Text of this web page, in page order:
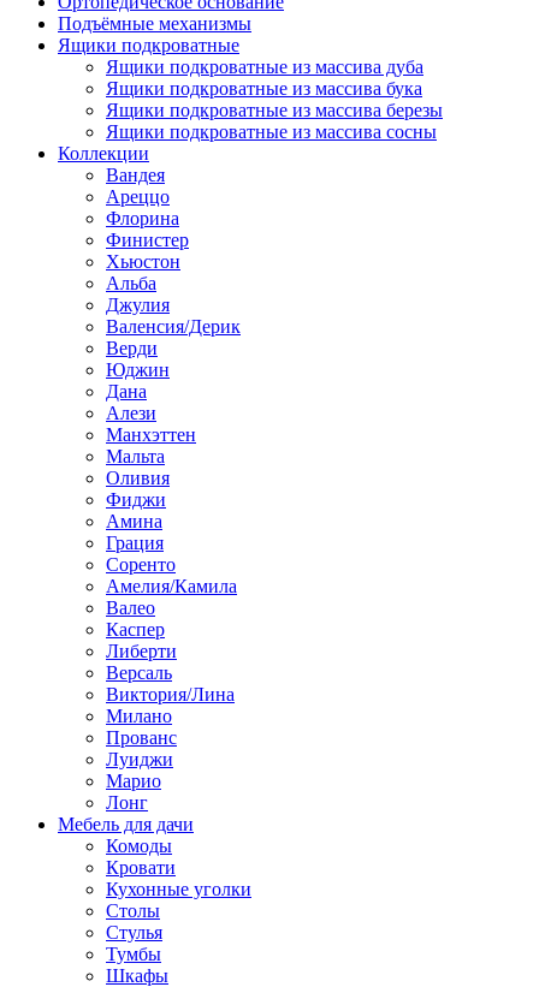
Подъёмные механизмы
Ящики подкроватные
Ящики подкроватные из массива дуба
Ящики подкроватные из массива бука
Ящики подкроватные из массива березы
Ящики подкроватные из массива сосны
Коллекции
Вандея
Ареццо
Флорина
Финистер
Хьюстон
Альба
Джулия
Валенсия/Дерик
Верди
Юджин
Дана
Алези
Манхэттен
Мальта
Оливия
Фиджи
Амина
Грация
Соренто
Амелия/Камила
Валео
Каспер
Либерти
Версаль
Виктория/Лина
Милано
Прованс
Луиджи
Марио
Лонг
Мебель для дачи
Комоды
Кровати
Кухонные уголки
Столы
Стулья
Тумбы
Шкафы